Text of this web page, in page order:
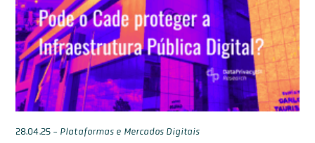
28.04.25- Plataformas e Mercados Digitais